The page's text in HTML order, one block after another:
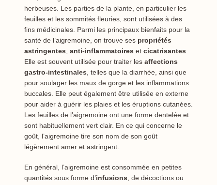
herbeuses. Les parties de la plante, en particulier les
feuilles et les sommités fleuries, sont utilisées à des
fins médicinales. Parmi les principaux bienfaits pour la
santé de l’aigremoine, on trouve ses propriétés
astringentes anti-inflammatoires et cicatrisantes
Elle est souvent utilisée pour traiter les affections
gastro-intestinales , telles que la diarrhée, ainsi que
pour soulager les maux de gorge et les inflammations
buccales. Elle peut également être utilisée en externe
pour aider à guérir les plaies et les éruptions cutanées.
Les feuilles de l’aigremoine ont une forme dentelée et
sont habituellement vert clair. En ce qui concerne le
goût, l’aigremoine tire son nom de son goût
légèrement amer et astringent.
En général, l’aigremoine est consommée en petites
quantités sous forme d’infusions , de décoctions ou